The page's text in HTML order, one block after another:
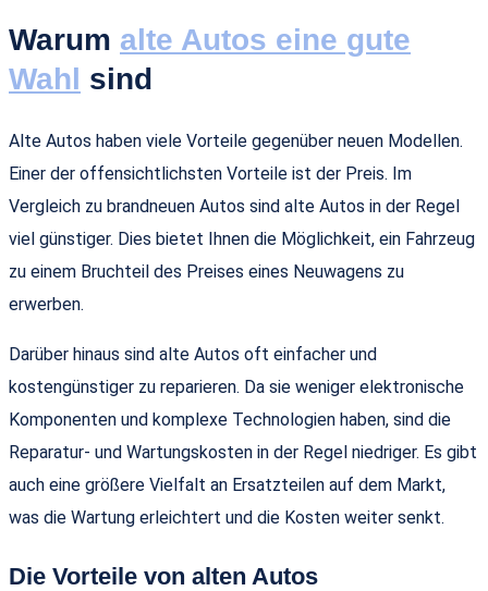
Warum alte Autos eine gute
Wahl sind
Alte Autos haben viele Vorteile gegenüber neuen Modellen.
Einer der offensichtlichsten Vorteile ist der Preis. Im
Vergleich zu brandneuen Autos sind alte Autos in der Regel
viel günstiger. Dies bietet Ihnen die Möglichkeit, ein Fahrzeug
zu einem Bruchteil des Preises eines Neuwagens zu
erwerben.
Darüber hinaus sind alte Autos oft einfacher und
kostengünstiger zu reparieren. Da sie weniger elektronische
Komponenten und komplexe Technologien haben, sind die
Reparatur- und Wartungskosten in der Regel niedriger. Es gibt
auch eine größere Vielfalt an Ersatzteilen auf dem Markt,
was die Wartung erleichtert und die Kosten weiter senkt.
Die Vorteile von alten Autos